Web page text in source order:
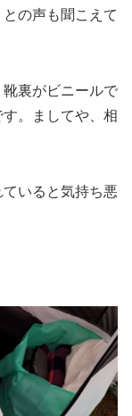
の声も聞こえて
裏がビニールで
。ましてや、相
いると気持ち悪